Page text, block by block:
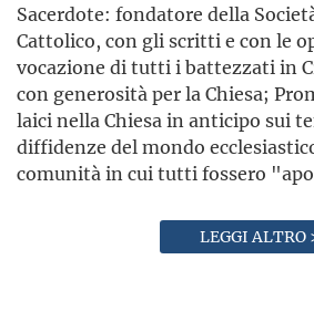
Sacerdote: fondatore della
Cattolico, con gli scritti e con le
vocazione di tutti i battezzati in
con generosità per la Chiesa;
laici nella Chiesa in anticipo sui
diffidenze del mondo
comunità in cui tutti fossero
LEGGI ALTRO